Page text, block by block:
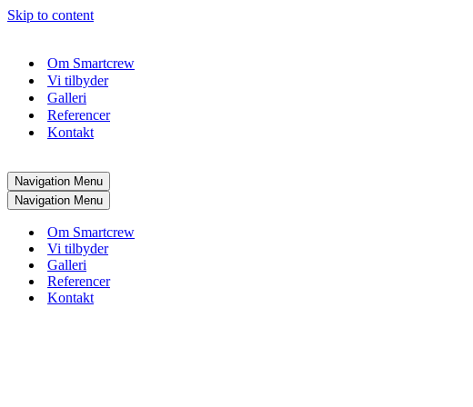
Skip to content
Om Smartcrew
Vi tilbyder
Galleri
Referencer
Kontakt
Navigation Menu
Navigation Menu
Om Smartcrew
Vi tilbyder
Galleri
Referencer
Kontakt